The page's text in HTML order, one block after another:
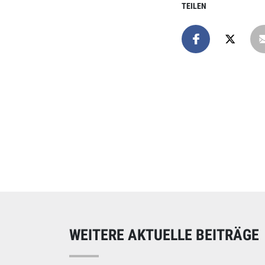
TEILEN
WEITERE AKTUELLE BEITRÄGE